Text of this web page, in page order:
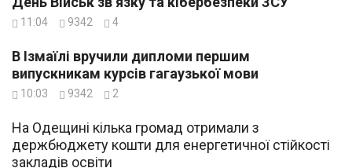
11:04 9342 4
В Ізмаїлі вручили дипломи першим
випускникам курсів гагаузької мови
10:03 9342 2
На Одещині кілька громад отримали з
держбюджету кошти для енергетичної стійкості
закладів освіти